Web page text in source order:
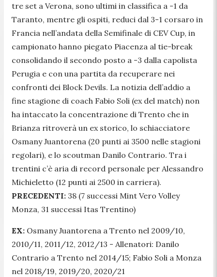
tre set a Verona, sono ultimi in classifica a -1 da
Taranto, mentre gli ospiti, reduci dal 3-1 corsaro in
Francia nell’andata della Semifinale di CEV Cup, in
campionato hanno piegato Piacenza al tie-break
consolidando il secondo posto a -3 dalla capolista
Perugia e con una partita da recuperare nei
confronti dei Block Devils. La notizia dell’addio a
fine stagione di coach Fabio Soli (ex del match) non
ha intaccato la concentrazione di Trento che in
Brianza ritroverà un ex storico, lo schiacciatore
Osmany Juantorena (20 punti ai 3500 nelle stagioni
regolari), e lo scoutman Danilo Contrario. Tra i
trentini c’è aria di record personale per Alessandro
Michieletto (12 punti ai 2500 in carriera).
PRECEDENTI: 38 (7 successi Mint Vero Volley
Monza, 31 successi Itas Trentino)
EX: Osmany Juantorena a Trento nel 2009/10,
2010/11, 2011/12, 2012/13 - Allenatori: Danilo
Contrario a Trento nel 2014/15; Fabio Soli a Monza
nel 2018/19, 2019/20, 2020/21